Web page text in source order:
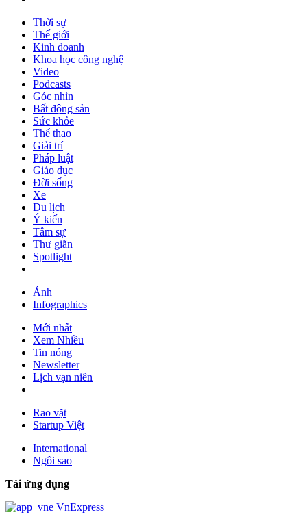
Thời sự
Thế giới
Kinh doanh
Khoa học công nghệ
Video
Podcasts
Góc nhìn
Bất động sản
Sức khỏe
Thể thao
Giải trí
Pháp luật
Giáo dục
Đời sống
Xe
Du lịch
Ý kiến
Tâm sự
Thư giãn
Spotlight
Ảnh
Infographics
Mới nhất
Xem Nhiều
Tin nóng
Newsletter
Lịch vạn niên
Rao vặt
Startup Việt
International
Ngôi sao
Tải ứng dụng
VnExpress